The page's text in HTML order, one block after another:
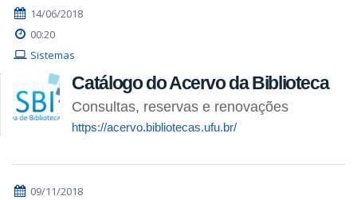
14/06/2018
00:20
Sistemas
Catálogo do Acervo da Biblioteca
Consultas, reservas e renovações
https://acervo.bibliotecas.ufu.br/
09/11/2018